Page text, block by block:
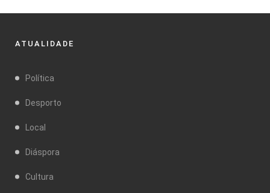
ATUALIDADE
Política
Desporto
Local
Diáspora
Cultura